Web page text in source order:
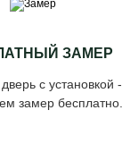
ЗАМЕР
с установкой -
замер бесплатно.